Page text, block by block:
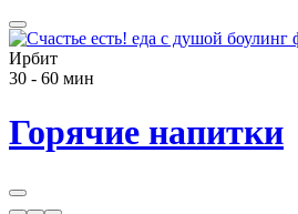
Ирбит
30 - 60 мин
Горячие напитки